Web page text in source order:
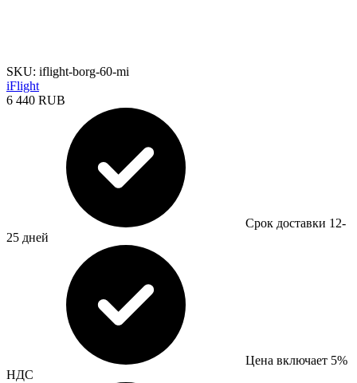
SKU: iflight-borg-60-mi
iFlight
6 440 RUB
Срок доставки 12-
25 дней
Цена включает 5%
НДС